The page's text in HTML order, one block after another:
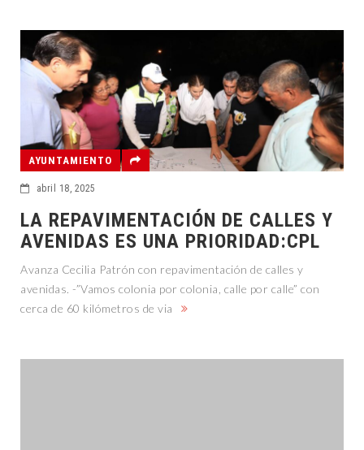
AYUNTAMIENTO
abril 18, 2025
LA REPAVIMENTACIÓN DE CALLES Y
AVENIDAS ES UNA PRIORIDAD:CPL
Avanza Cecilia Patrón con repavimentación de calles y
avenidas. -”Vamos colonia por colonia, calle por calle” con
cerca de 60 kilómetros de via